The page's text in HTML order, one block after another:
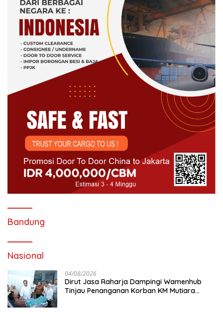
Bandung
Nasional
04/08/2026
Dirut Jasa Raharja Dampingi Wamenhub
Tinjau Penanganan Korban KM Mutiara